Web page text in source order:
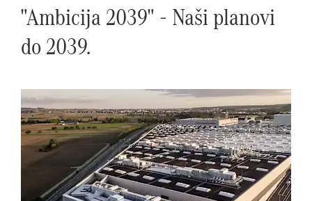
"Ambicija 2039" - Naši planovi
do 2039.